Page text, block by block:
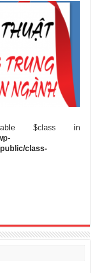
$class in
class-